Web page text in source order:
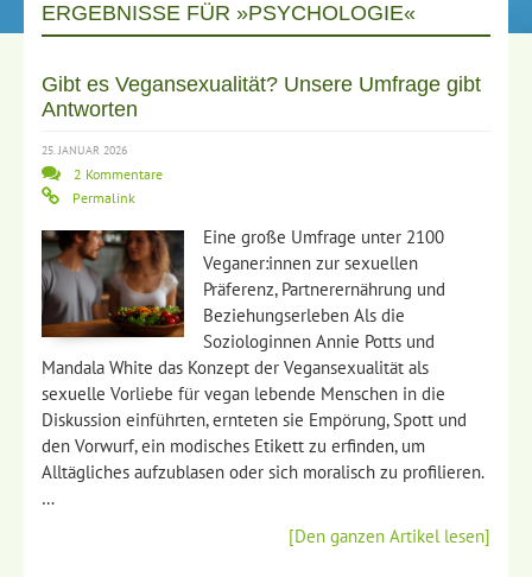
ERGEBNISSE FÜR »PSYCHOLOGIE«
Gibt es Vegansexualität? Unsere Umfrage gibt
Antworten
25. JANUAR 2026
2 Kommentare
Permalink
Eine große Umfrage unter 2100
Veganer:innen zur sexuellen
Präferenz, Partnerernährung und
Beziehungserleben Als die
Soziologinnen Annie Potts und
Mandala White das Konzept der Vegansexualität als
sexuelle Vorliebe für vegan lebende Menschen in die
Diskussion einführten, ernteten sie Empörung, Spott und
den Vorwurf, ein modisches Etikett zu erfinden, um
Alltägliches aufzublasen oder sich moralisch zu profilieren.
…
[Den ganzen Artikel lesen]